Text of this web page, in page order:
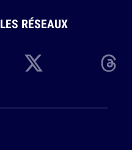
LES RÉSEAUX